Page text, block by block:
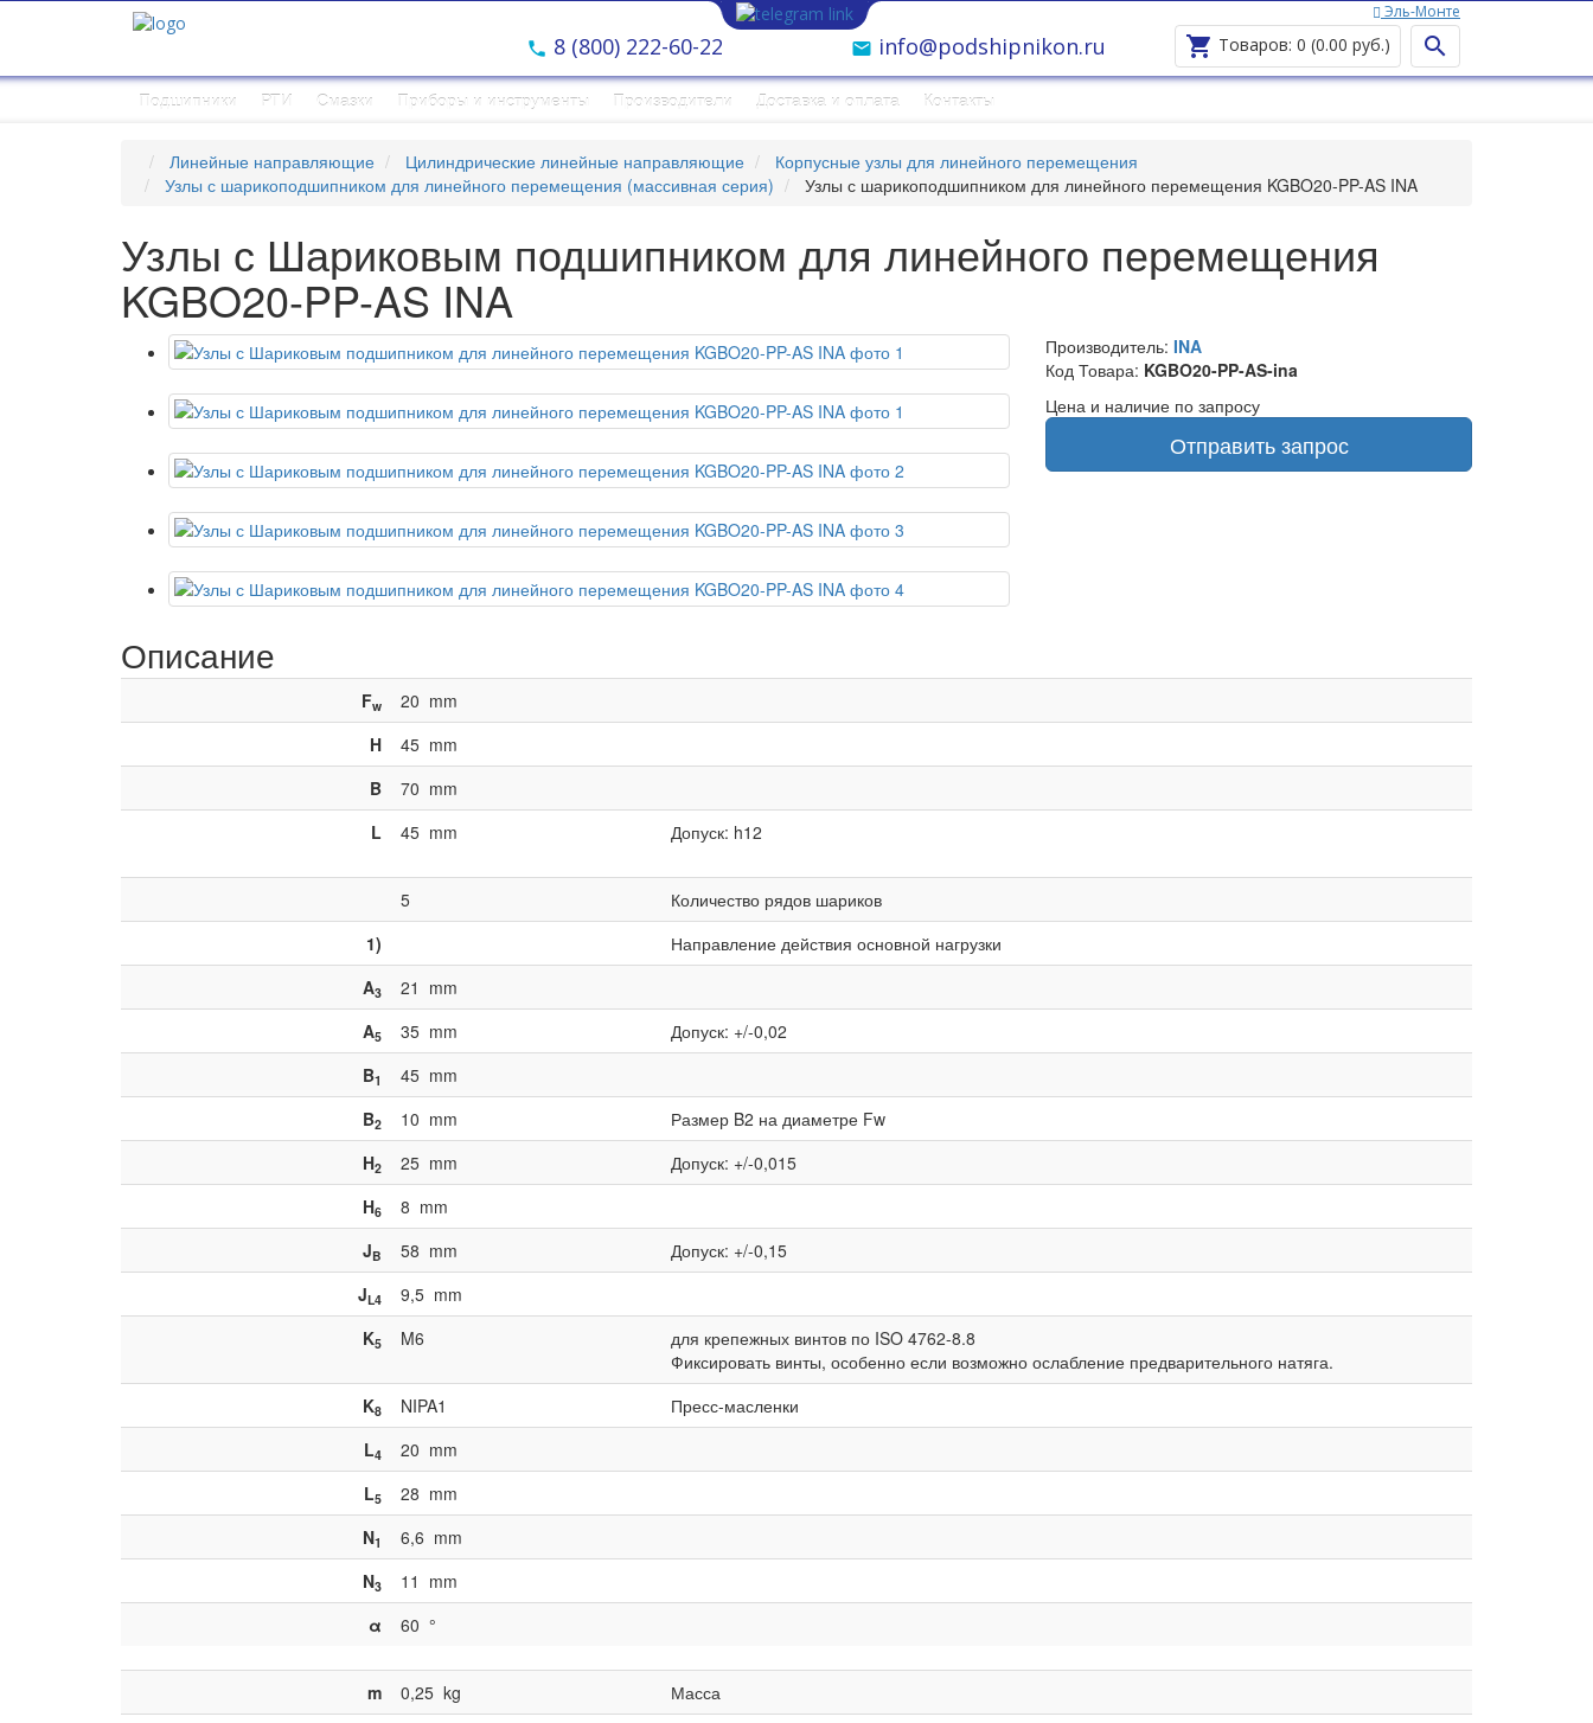
Эль-Монте
Ваш город —Эль-Монте?
8 (800) 222-60-22 info@podshipnikon.ru  Товаров: 0 (0.00 руб.) 
Подшипники РТИ Смазки Приборы и инструменты Производители Доставка и оплата Контакты
Линейные направляющие Цилиндрические линейные направляющие
Корпусные узлы для линейного перемещения
Узлы с шарикоподшипником для линейного перемещения (массивная серия)
Узлы с шарикоподшипником для линейного перемещения KGBO20-PP-AS INA
Узлы с Шариковым подшипником для линейного перемещения
KGBO20-PP-AS INA
Производитель: INA
Код Товара: KGBO20-PP-AS-ina
Цена и наличие по запросу
Отправить запрос
Описание
Fw 20 mm
H
45 mm
B
70 mm
L
45 mm Допуск: h12
5
Количество рядов шариков
1)
Направление действия основной нагрузки
A3 21 mm
A5 35 mm
Допуск: +/-0,02
B1 45 mm
B2 10 mm
Размер B2 на диаметре Fw
H2 25 mm
Допуск: +/-0,015
H6 8 mm
JB 58 mm
Допуск: +/-0,15
JL4 9,5 mm
K5 M6
для крепежных винтов по ISO 4762-8.8
Фиксировать винты, особенно если возможно ослабление предварительного натяга.
K8 NIPA1
Пресс-масленки
L4 20 mm
L5 28 mm
N1 6,6 mm
N3 11 mm
α
60 °
m 0,25 kg
Масса